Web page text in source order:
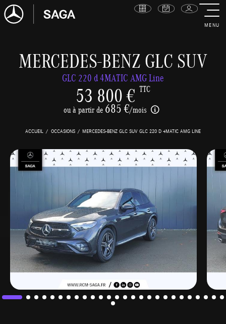
MENU
MERCEDES-BENZ GLC SUV
GLC 220 d 4MATIC AMG Line
53 800 € TTC
ou à partir de 685 €/mois
ACCUEIL OCCASIONS MERCEDES-BENZ GLC SUV GLC 220 D 4MATIC AMG LINE